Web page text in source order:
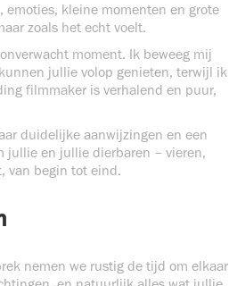
kleine momenten en grote
zoals het echt voelt.
moment. Ik beweeg mij
jullie volop genieten, terwijl ik
filmmaker is verhalend en puur,
duidelijke aanwijzingen en een
jullie en jullie dierbaren – vieren,
van begin tot eind.
nemen we rustig de tijd om elkaar